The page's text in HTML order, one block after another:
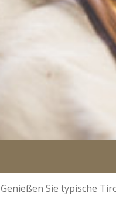
Genießen Sie typische